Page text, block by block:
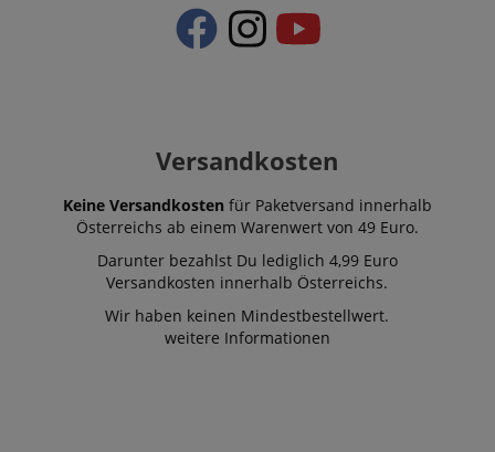
Versandkosten
Keine Versandkosten für Paketversand innerhalb
Österreichs ab einem Warenwert von 49 Euro.
Darunter bezahlst Du lediglich 4,99 Euro
Versandkosten innerhalb Österreichs.
Wir haben keinen Mindestbestellwert.
weitere Informationen